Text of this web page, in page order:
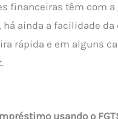
financeiras têm com a
há ainda a facilidade
rápida e em alguns
usando o